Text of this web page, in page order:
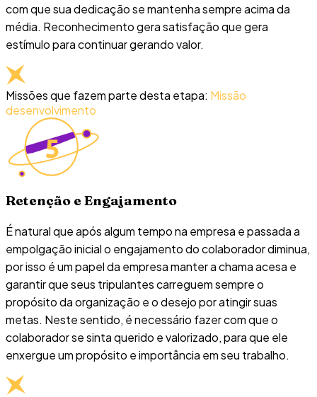
com que sua dedicação se mantenha sempre acima da
média. Reconhecimento gera satisfação que gera
estímulo para continuar gerando valor.
Missões que fazem parte desta etapa: Missão
desenvolvimento
Retenção e Engajamento
É natural que após algum tempo na empresa e passada a
empolgação inicial o engajamento do colaborador diminua,
por isso é um papel da empresa manter a chama acesa e
garantir que seus tripulantes carreguem sempre o
propósito da organização e o desejo por atingir suas
metas. Neste sentido, é necessário fazer com que o
colaborador se sinta querido e valorizado, para que ele
enxergue um propósito e importância em seu trabalho.